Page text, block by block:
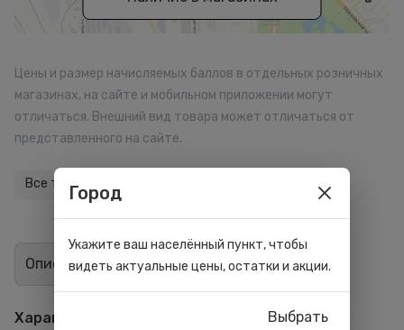
Цены и размер начисляемых баллов в отдельных розничных
магазинах, на сайте и мобильном приложении могут
отличаться. Внешний вид товара может отличаться от
представленного на сайте.
Все товары бренда
Описание Отзывы 0
Характеристики
Город
Укажите ваш населённый пункт, чтобы
видеть актуальные цены, остатки и акции.
Выбрать